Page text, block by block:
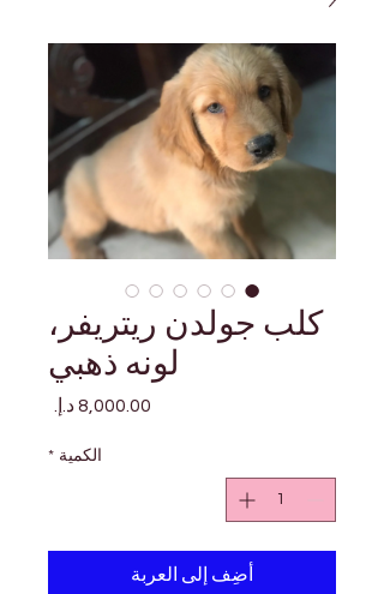
كلب جولدن ريتريفر،
لونه ذهبي
الكمية *
أضِف إلى العربة